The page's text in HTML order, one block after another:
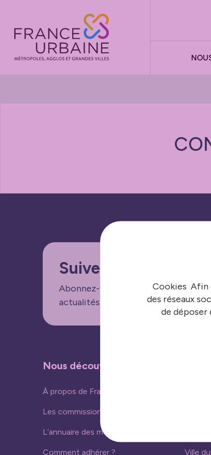
Suivez nos
Abonnez-vous aux lettres
actualités.
Nous découvrir
À propos de France urbaine
Les commissions
L’annuaire des membres
Comment adhérer ?
Nos
Ville
Cookies Afin
des réseaux
de déposer